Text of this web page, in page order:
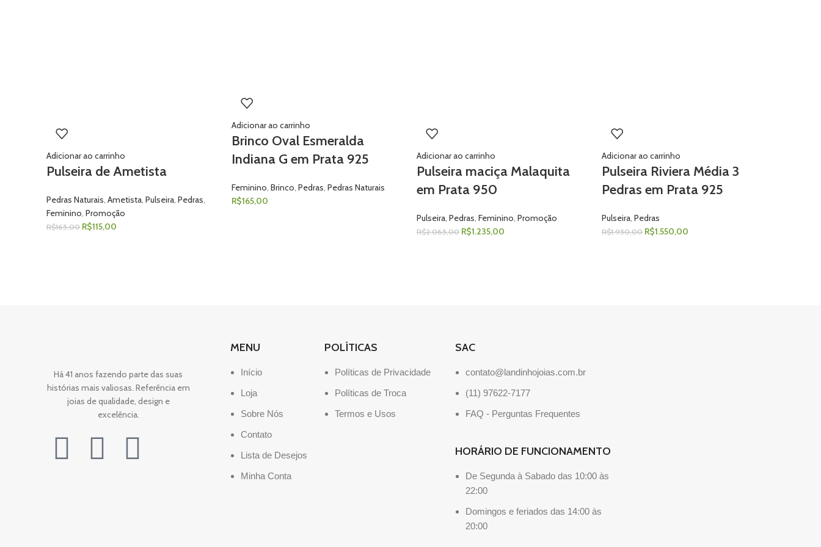
Adicionar ao carrinho
Pulseira de Ametista
Pedras Naturais, Ametista, Pulseira, Pedras,
Feminino, Promoção
R$165,00 R$115,00
Adicionar ao carrinho
Brinco Oval Esmeralda
Indiana G em Prata 925
Feminino, Brinco, Pedras, Pedras Naturais
R$165,00
Adicionar ao carrinho
Pulseira maciça Malaquita
em Prata 950
Pulseira, Pedras, Feminino, Promoção
R$2.065,00 R$1.235,00
Adicionar ao carrinho
Pulseira Riviera Média 3
Pedras em Prata 925
Pulseira, Pedras
R$1.950,00 R$1.550,00
Há 41 anos fazendo parte das suas
histórias mais valiosas. Referência em
joias de qualidade, design e
excelência.
MENU
Início
Loja
Sobre Nós
Contato
Lista de Desejos
Minha Conta
POLÍTICAS
Políticas de Privacidade
Políticas de Troca
Termos e Usos
SAC
contato@landinhojoias.com.br
(11) 97622-7177
FAQ - Perguntas Frequentes
HORÁRIO DE FUNCIONAMENTO
De Segunda à Sabado das 10:00 às
22:00
Domingos e feriados das 14:00 às
20:00